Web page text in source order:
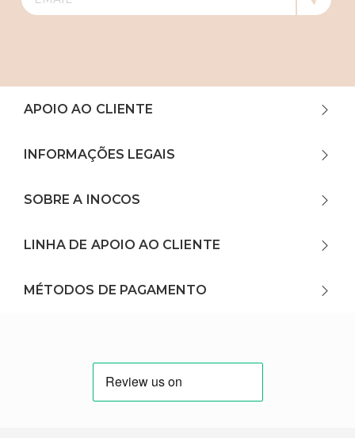
APOIO AO CLIENTE
INFORMAÇÕES LEGAIS
SOBRE A INOCOS
LINHA DE APOIO AO CLIENTE
MÉTODOS DE PAGAMENTO